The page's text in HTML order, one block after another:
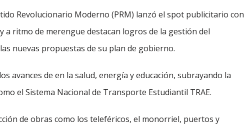
Revolucionario Moderno (PRM) lanzó el spot publicitario con
a ritmo de merengue destacan logros de la gestión del
nuevas propuestas de su plan de gobierno.
avances de en la salud, energía y educación, subrayando la
el Sistema Nacional de Transporte Estudiantil TRAE.
de obras como los teleféricos, el monorriel, puertos y